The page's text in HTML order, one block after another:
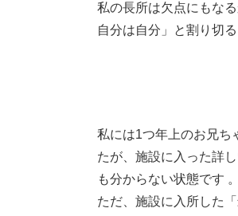
私の長所は欠点にもな
自分は自分」と割り切
私には1つ年上のお兄ち
たが、施設に入った詳
も分からない状態です 。
ただ、施設に入所した